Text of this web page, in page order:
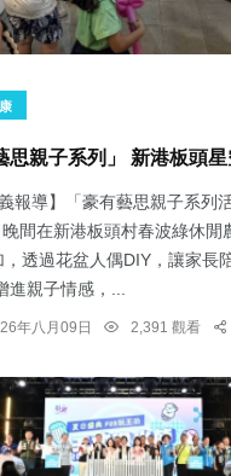
思親子系列」 新港板頭
報導】「豪有藝思親子系列
間在新港板頭村春波綠休閒
透過花盆人偶DIY，讓家長
親子情感，...
年八月09日 2,391 觀看